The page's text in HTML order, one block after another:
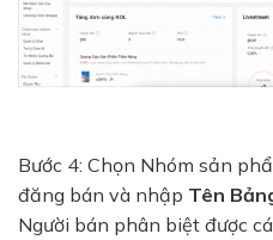
Bước 4: Chọn Nhóm sản
đăng bán và nhập Tên
Người bán phân biệt được